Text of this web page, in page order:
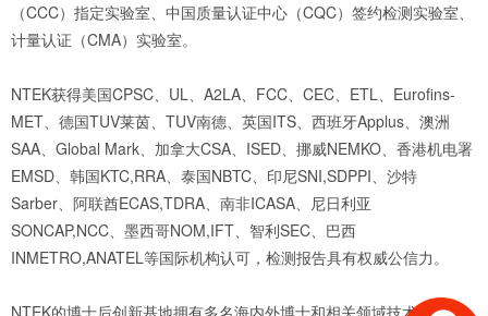
（CCC）指定实验室、中国质量认证中心（CQC）签约检测实验室、
计量认证（CMA）实验室。
NTEK获得美国CPSC、UL、A2LA、FCC、CEC、ETL、Eurofins-
MET、德国TUV莱茵、TUV南德、英国ITS、西班牙Applus、澳洲
SAA、Global Mark、加拿大CSA、ISED、挪威NEMKO、香港机电署
EMSD、韩国KTC,RRA、泰国NBTC、印尼SNI,SDPPI、沙特
Sarber、阿联酋ECAS,TDRA、南非ICASA、尼日利亚
SONCAP,NCC、墨西哥NOM,IFT、智利SEC、巴西
INMETRO,ANATEL等国际机构认可，检测报告具有权威公信力。
NTEK的博士后创新基地拥有多名海内外博士和相关领域技术专家，